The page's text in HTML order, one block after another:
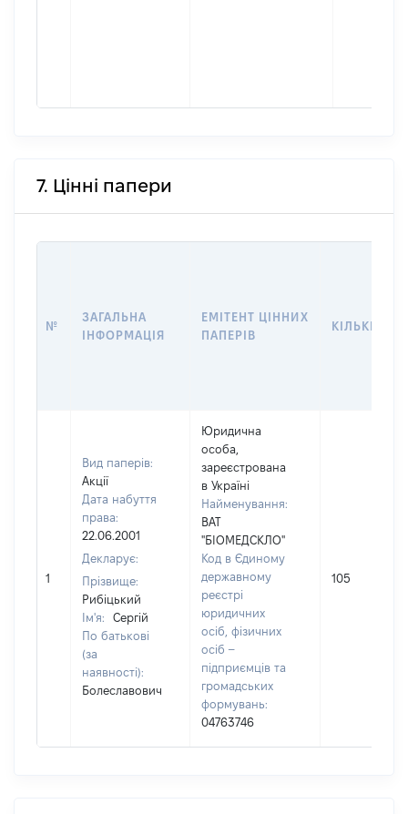
7. Цінні папери
№
ЗАГАЛЬНА
ІНФОРМАЦІЯ
ЕМІТЕНТ ЦІННИХ
ПАПЕРІВ
КІЛЬКІСТЬ
1
Вид паперів:
Акції
Дата набуття
права:
22.06.2001
Декларує:
Прізвище:
Рибіцький
Ім'я:
Сергій
По батькові
(за
наявності):
Болеславович
Юридична
особа,
зареєстрована
в Україні
Найменування:
ВАТ
"БІОМЕДСКЛО"
Код в Єдиному
державному
реєстрі
юридичних
осіб, фізичних
осіб –
підприємців та
громадських
формувань:
04763746
105